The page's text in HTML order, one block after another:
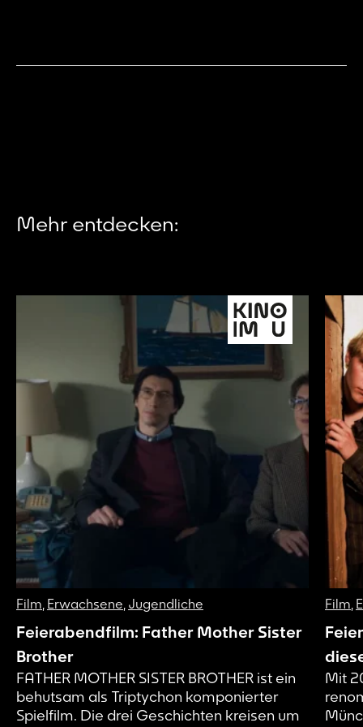
Mehr entdecken:
Film, Erwachsene, Jugendliche
Feierabendfilm: Father Mother Sister
Brother
FATHER MOTHER SISTER BROTHER ist ein
behutsam als Triptychon komponierter
Spielfilm. Die drei Geschichten kreisen um
Film,
Mit